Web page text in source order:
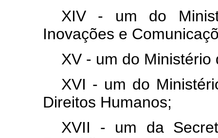
XIV - um do
Inovações e
XV - um do
XVI - um do
Direitos Humanos;
XVII - um da